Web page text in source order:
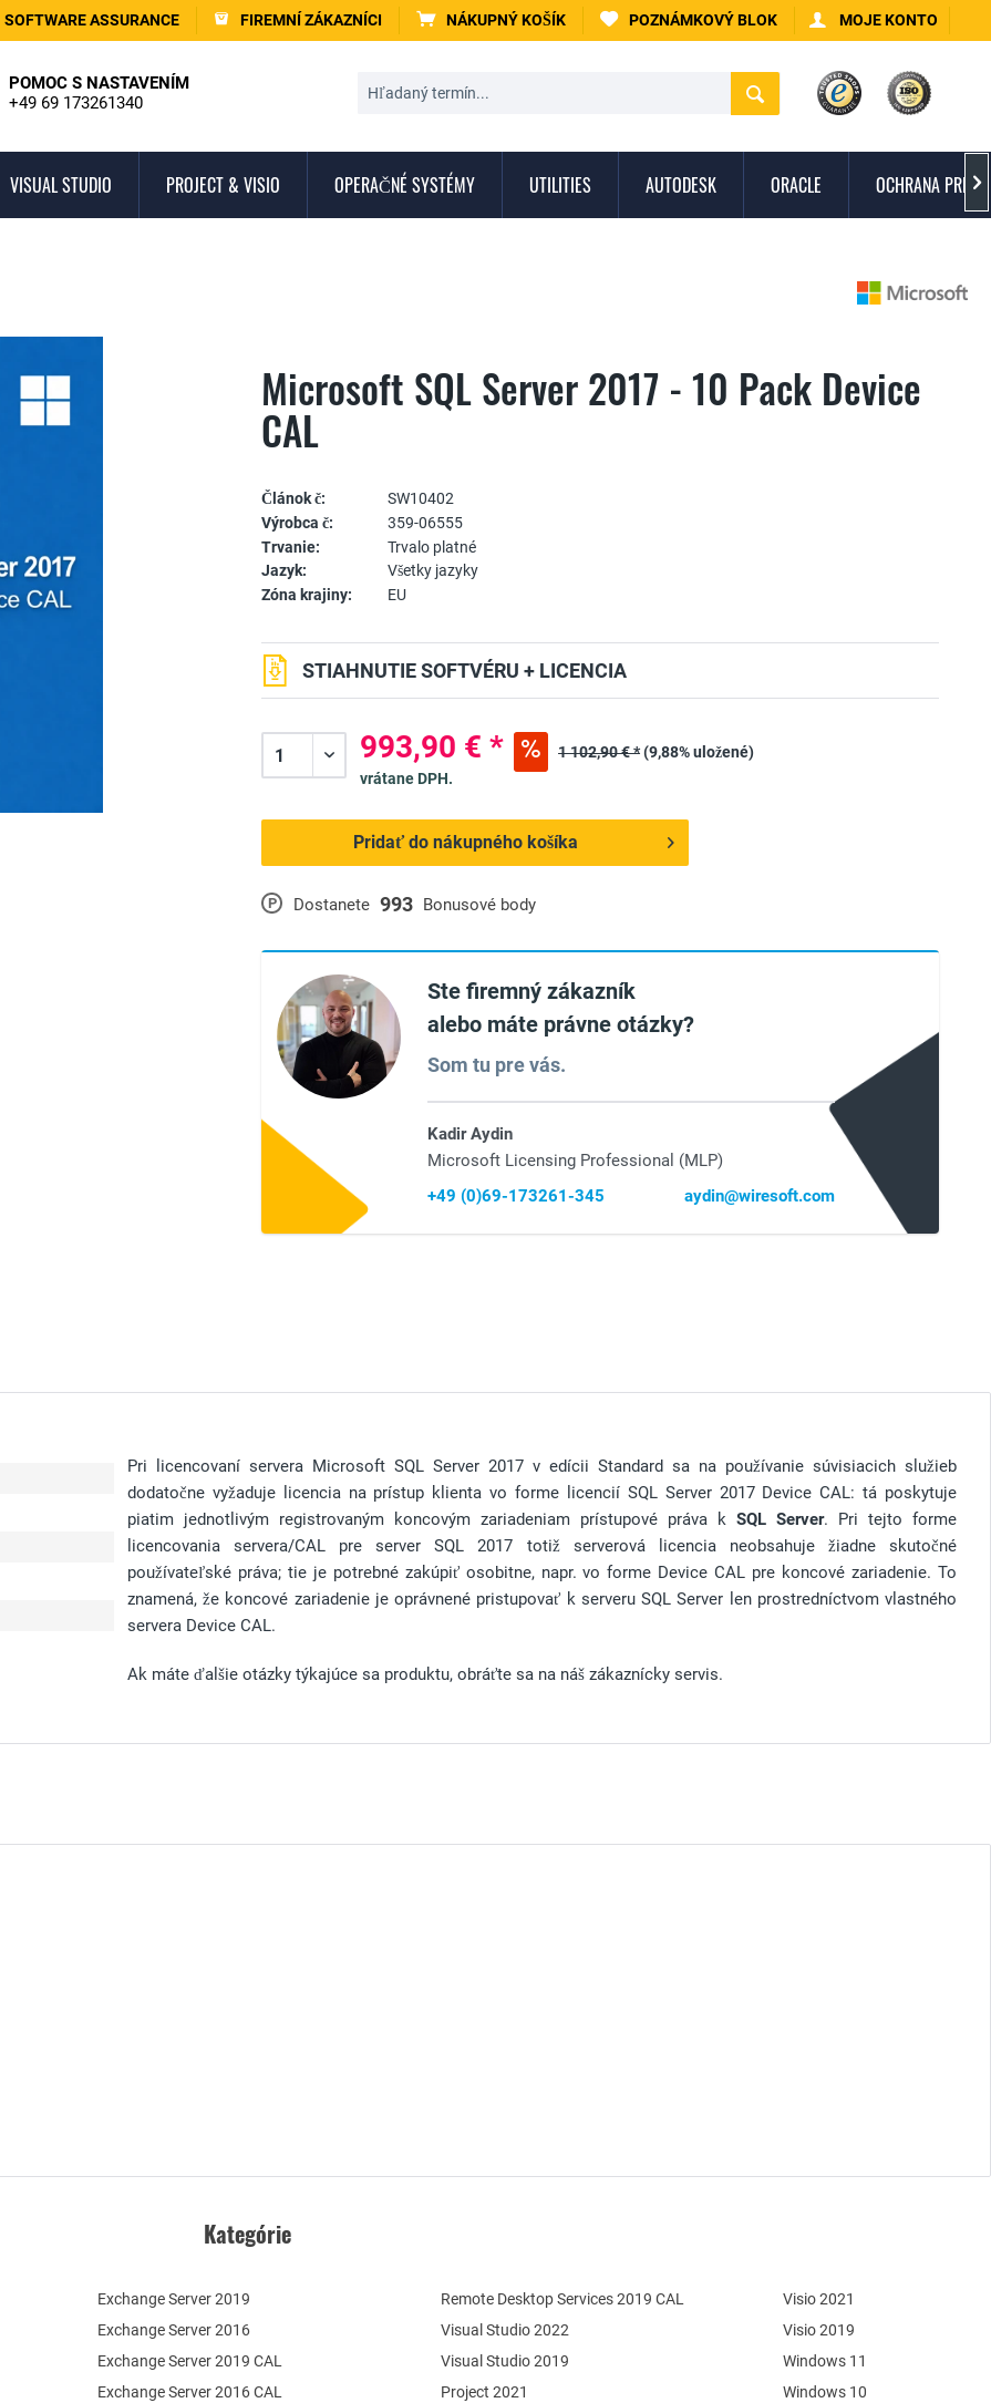
SOFTWARE ASSURANCE FIREMNÍ ZÁKAZNÍCI NÁKUPNÝ KOŠÍK POZNÁMKOVÝ BLOK MOJE KONTO
POMOC S NASTAVENÍM
+49 69 173261340
VISUAL STUDIO PROJECT & VISIO OPERAČNÉ SYSTÉMY UTILITIES AUTODESK ORACLE OCHRANA PRED

Microsoft SQL Server 2017 - 10 Pack Device
CAL
Článok č:
SW10402
Výrobca č:
359-06555
Trvanie:
Trvalo platné
Jazyk:
Všetky jazyky
Zóna krajiny:
EU
P Dostanete 993 Bonusové body
STIAHNUTIE SOFTVÉRU + LICENCIA
993,90 € * 1 102,90 € *(9,88% uložené)
vrátane DPH.
Pridať do nákupného košíka
Ste firemný zákazník
alebo máte právne otázky?
Som tu pre vás.
Kadir Aydin
Microsoft Licensing Professional (MLP)
+49 (0)69-173261-345
aydin@wiresoft.com
Pri licencovaní servera Microsoft SQL Server 2017 v edícii Standard sa na používanie súvisiacich služieb
dodatočne vyžaduje licencia na prístup klienta vo forme licencií SQL Server 2017 Device CAL: tá poskytuje
piatim jednotlivým registrovaným koncovým zariadeniam prístupové práva k SQL Server. Pri tejto forme
licencovania servera/CAL pre server SQL 2017 totiž serverová licencia neobsahuje žiadne skutočné
používateľské práva; tie je potrebné zakúpiť osobitne, napr. vo forme Device CAL pre koncové zariadenie. To
znamená, že koncové zariadenie je oprávnené pristupovať k serveru SQL Server len prostredníctvom vlastného
servera Device CAL.
Ak máte ďalšie otázky týkajúce sa produktu, obráťte sa na náš zákaznícky servis.
Kategórie
Exchange Server 2019
Exchange Server 2016
Remote Desktop Services 2019 CAL
Exchange Server 2019 CAL
Exchange Server 2016 CAL
Visual Studio 2022
Visual Studio 2019
Project 2021
Visio 2021
Visio 2019
Windows 11
Windows 10